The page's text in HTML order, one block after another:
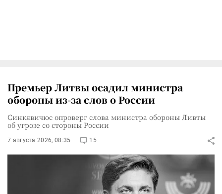
Премьер Литвы осадил министра
обороны из-за слов о России
Синкявичюс опроверг слова министра обороны Ливты
об угрозе со стороны России
7 августа 2026, 08:35 15